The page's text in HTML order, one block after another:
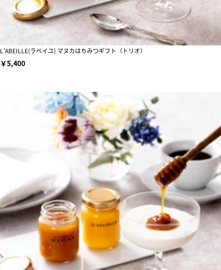
L’ABEILLE(ラベイユ) マヌカはちみつギフト（トリオ）
￥5,400